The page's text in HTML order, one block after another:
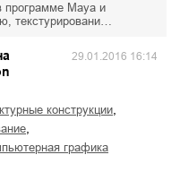
программе Maya и
текстурировани…
29.01.2016 16:14
конструкции
графика